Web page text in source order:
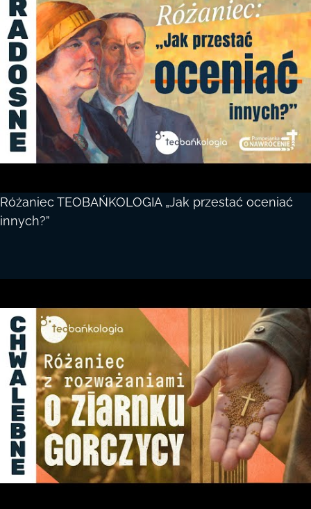
Różaniec TEOBAŃKOLOGIA „Jak przestać oceniać
innych?”